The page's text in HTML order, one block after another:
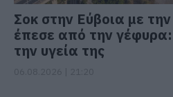
Σοκ στην Εύβοια με
έπεσε από την
την υγεία της